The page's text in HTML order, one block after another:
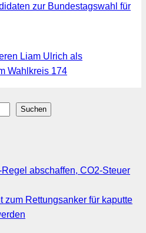
zur Bundestagswahl für
Liam Ulrich als
Wahlkreis 174
Suchen
abschaffen, CO2-Steuer
zum Rettungsanker für kaputte